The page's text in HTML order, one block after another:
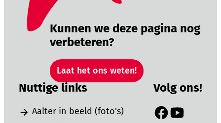
Kunnen we deze pagina nog
verbeteren?
Laat het ons weten!
Nuttige links
Aalter in beeld (foto's)
Volg ons!
Facebook
YouTube